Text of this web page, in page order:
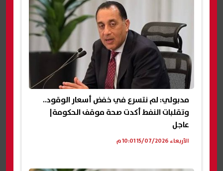
مدبولي: لم نتسرع في خفض أسعار الوقود..
وتقلبات النفط أكدت صحة موقف الحكومة|
عاجل
الأربعاء 15/07/2026 10:01 م